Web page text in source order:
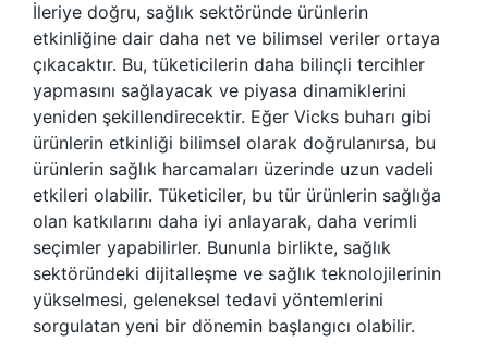
İleriye doğru, sağlık sektöründe ürünlerin
etkinliğine dair daha net ve bilimsel veriler ortaya
çıkacaktır. Bu, tüketicilerin daha bilinçli tercihler
yapmasını sağlayacak ve piyasa dinamiklerini
yeniden şekillendirecektir. Eğer Vicks buharı gibi
ürünlerin etkinliği bilimsel olarak doğrulanırsa, bu
ürünlerin sağlık harcamaları üzerinde uzun vadeli
etkileri olabilir. Tüketiciler, bu tür ürünlerin sağlığa
olan katkılarını daha iyi anlayarak, daha verimli
seçimler yapabilirler. Bununla birlikte, sağlık
sektöründeki dijitalleşme ve sağlık teknolojilerinin
yükselmesi, geleneksel tedavi yöntemlerini
sorgulatan yeni bir dönemin başlangıcı olabilir.